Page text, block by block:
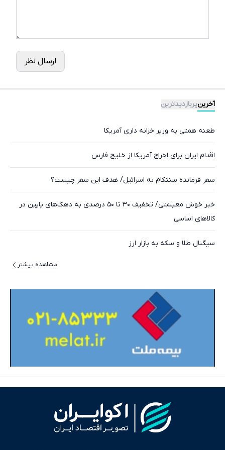
ارسال نظر
آخرینپربازدیدترین
طعنه همتی به وزیر خزانه داری آمریکا
اقدام ایران برای اخراج آمریکا از خلیج فارس
سفر فرمانده سنتکام به اسرائیل/ هدف این سفر چیست؟
خبر خوش معیشتی/ تخفیف ۳۰ تا ۵۰ درصدی به دهک‌های پایین در
کالاهای اساسی
سیگنال طلا و سکه به بازار ارز
مشاهده بیشتر